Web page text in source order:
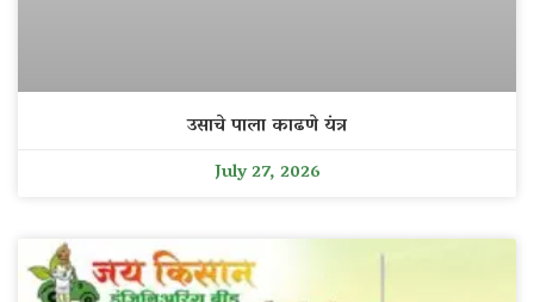
उसाचे पाला काढणे यंत्र
July 27, 2026